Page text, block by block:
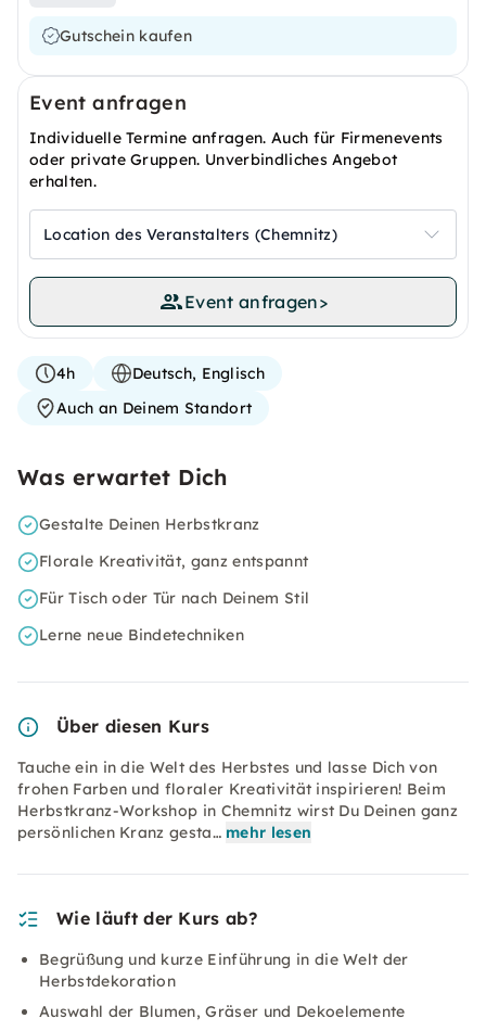
Gutschein kaufen
Event anfragen
Individuelle Termine anfragen. Auch für Firmenevents
oder private Gruppen. Unverbindliches Angebot
erhalten.
Location des Veranstalters (Chemnitz)
Event anfragen>
4h
Deutsch, Englisch
Auch an Deinem Standort
Was erwartet Dich
Gestalte Deinen Herbstkranz
Florale Kreativität, ganz entspannt
Für Tisch oder Tür nach Deinem Stil
Lerne neue Bindetechniken
Über diesen Kurs
Tauche ein in die Welt des Herbstes und lasse Dich von
frohen Farben und floraler Kreativität inspirieren! Beim
Herbstkranz-Workshop in Chemnitz wirst Du Deinen ganz
persönlichen Kranz gesta… mehr lesen
Wie läuft der Kurs ab?
Begrüßung und kurze Einführung in die Welt der
Herbstdekoration
Auswahl der Blumen, Gräser und Dekoelemente